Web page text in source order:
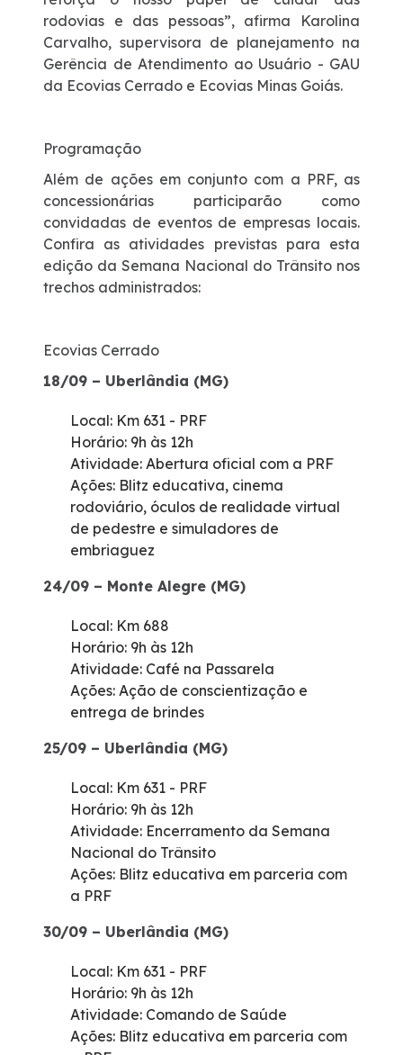
rodovias e das pessoas”, afirma Karolina
Carvalho, supervisora de planejamento na
Gerência de Atendimento ao Usuário - GAU
da Ecovias Cerrado e Ecovias Minas Goiás.
Programação
Além de ações em conjunto com a PRF, as
concessionárias participarão como
convidadas de eventos de empresas locais.
Confira as atividades previstas para esta
edição da Semana Nacional do Trânsito nos
trechos administrados:
Ecovias Cerrado
18/09 – Uberlândia (MG)
Local: Km 631 - PRF
Horário: 9h às 12h
Atividade: Abertura oficial com a PRF
Ações: Blitz educativa, cinema
rodoviário, óculos de realidade virtual
de pedestre e simuladores de
embriaguez
24/09 – Monte Alegre (MG)
Local: Km 688
Horário: 9h às 12h
Atividade: Café na Passarela
Ações: Ação de conscientização e
entrega de brindes
25/09 – Uberlândia (MG)
Local: Km 631 - PRF
Horário: 9h às 12h
Atividade: Encerramento da Semana
Nacional do Trânsito
Ações: Blitz educativa em parceria com
a PRF
30/09 – Uberlândia (MG)
Local: Km 631 - PRF
Horário: 9h às 12h
Atividade: Comando de Saúde
Ações: Blitz educativa em parceria com